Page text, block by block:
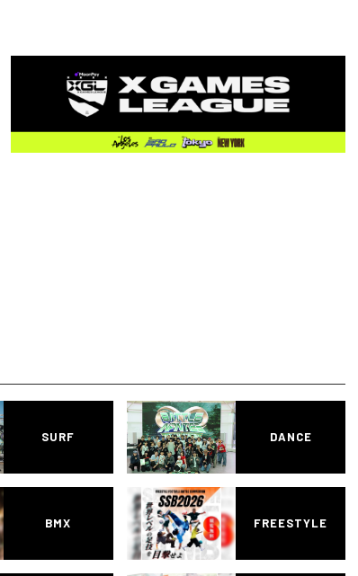
SURF DANCE
BMX FREESTYLE